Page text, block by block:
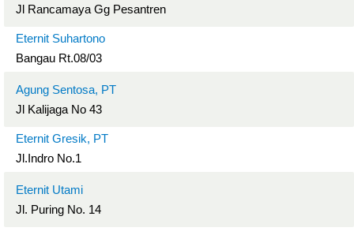
Jl Rancamaya Gg Pesantren
Eternit Suhartono
Bangau Rt.08/03
Agung Sentosa, PT
Jl Kalijaga No 43
Eternit Gresik, PT
Jl.Indro No.1
Eternit Utami
Jl. Puring No. 14